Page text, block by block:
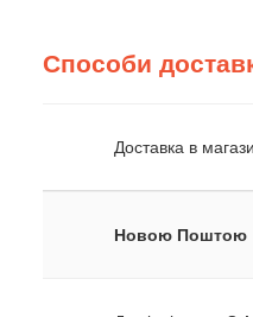
Способи
Доставка в
Новою Поштою